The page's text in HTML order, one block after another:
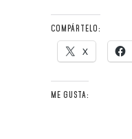
COMPÁRTELO:
X
ME GUSTA: